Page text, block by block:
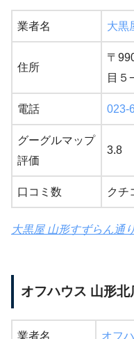
業者名 大黒
住所
〒
目５
電話 023-
グーグルマップ
評価
3.8
口コミ数 クチ
大黒屋 山形すずらん通
オフハウス 山形
業者名 オフ